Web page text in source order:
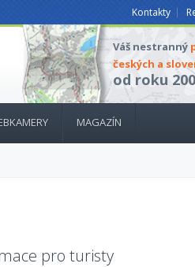
Kontakty
Váš nestranný
českých a
od roku
MAGAZÍN
pro turisty